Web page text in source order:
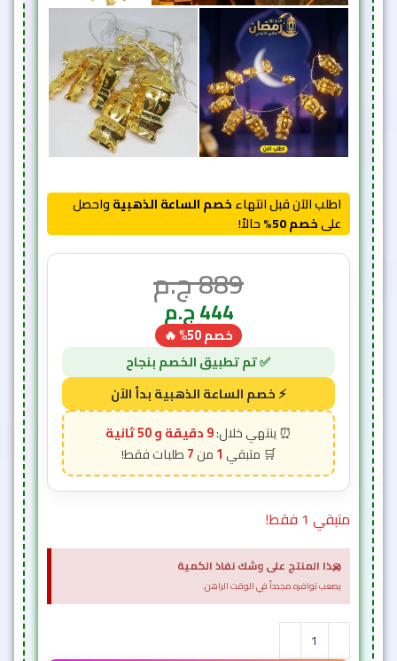
اطلب الآن قبل انتهاءخصم الساعة الذهبيةواحصل
علىخصم 50% حالاً!
889ج.م
444ج.م
خصم 50% 🔥
9 دقيقة و 48 ثانية
1
7
متبقي 1 فقط!
هذا المنتج على وشك نفاذ الكمية
يصعب توافره مجدداً في الوقت الراهن.
×